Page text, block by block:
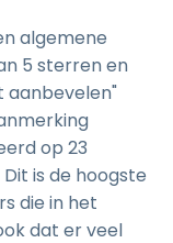
algemene
5 sterren en
aanbevelen"
op 23
is de hoogste
die in het
dat er veel